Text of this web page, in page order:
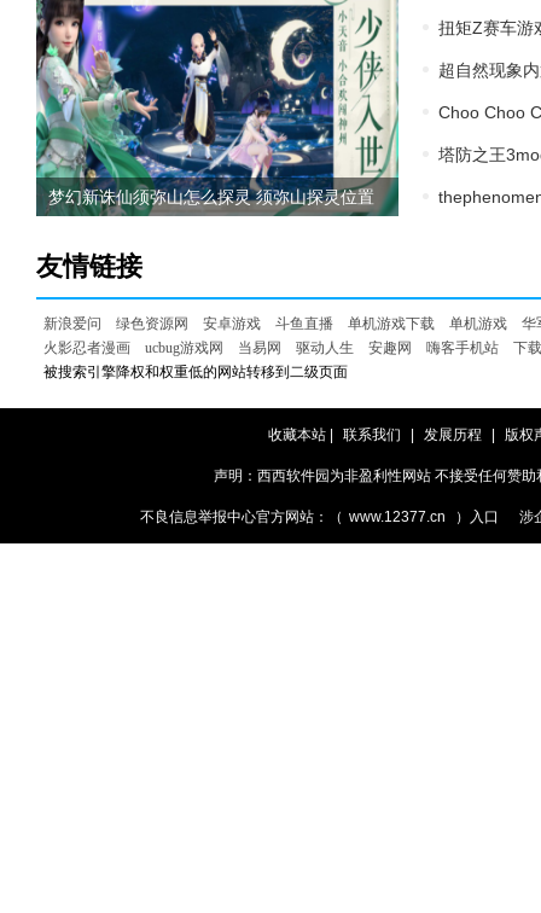
梦幻新诛仙须弥山怎么探灵 须弥山探灵位置
扭矩Z赛车游
超自然现象
Choo Choo
塔防之王
友情链接
新浪爱问 绿色资源网 安卓游戏 斗鱼直播 单机游戏下载 单机游戏
华
火影忍者漫画
ucbug游戏网 当易网 驱动人生 安趣网 嗨客手机站
下
被搜索引擎降权和权重低的网站转移到二级页面
收藏本站| 联系我们 发展历程 版权
声明：西西软件园为非盈利性网站 不接受任何赞
不良信息举报中心官方网站：（ www.12377.cn ）入口 涉